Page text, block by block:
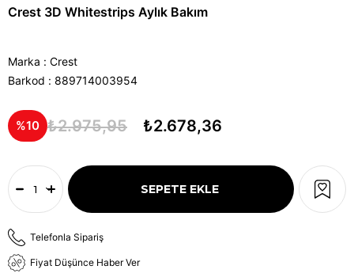
Crest 3D Whitestrips Aylık Bakım
Marka : Crest
Barkod : 889714003954
10 ₺2.975,95 ₺2.678,36
Telefonla Sipariş
Fiyat Düşünce Haber Ver